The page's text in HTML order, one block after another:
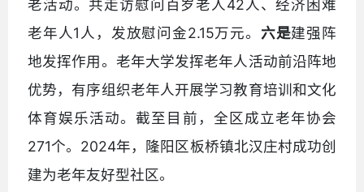
老活动。共走访慰问百岁老人42人、经济困难
老年人1人，发放慰问金2.15万元。 六是建强阵
地发挥作用。老年大学发挥老年人活动前沿阵地
优势，有序组织老年人开展学习教育培训和文化
体育娱乐活动。截至目前，全区成立老年协会
271个。2024年，隆阳区板桥镇北汉庄村成功创
建为老年友好型社区。